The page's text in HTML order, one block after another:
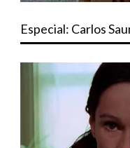
Especial: Carlos